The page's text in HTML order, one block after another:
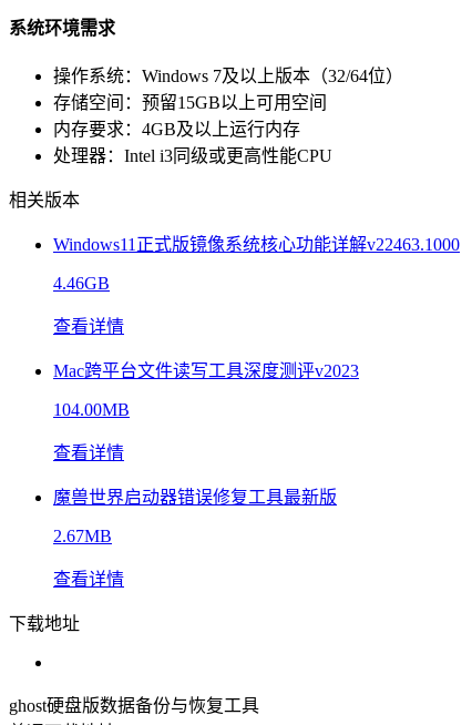
系统环境需求
操作系统：Windows 7及以上版本（32/64位）
存储空间：预留15GB以上可用空间
内存要求：4GB及以上运行内存
处理器：Intel i3同级或更高性能CPU
相关版本
Windows11正式版镜像系统核心功能详解v22463.1000
4.46GB
查看详情
Mac跨平台文件读写工具深度测评v2023
104.00MB
查看详情
魔兽世界启动器错误修复工具最新版
2.67MB
查看详情
下载地址
ghost硬盘版数据备份与恢复工具